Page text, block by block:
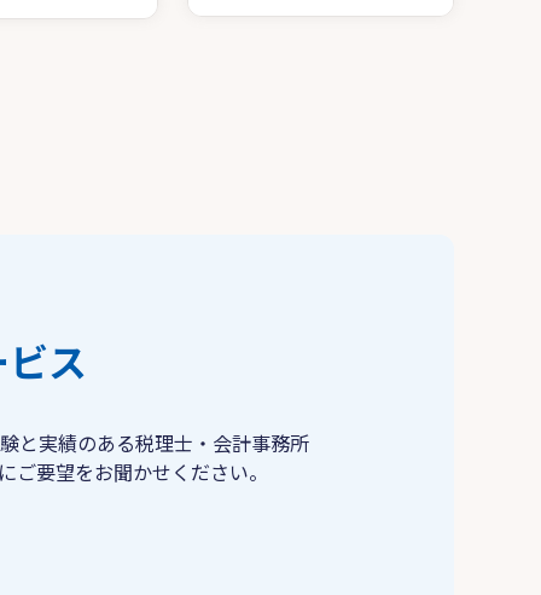
ス
と実績のある税理士・会計事務所
ご要望をお聞かせください。